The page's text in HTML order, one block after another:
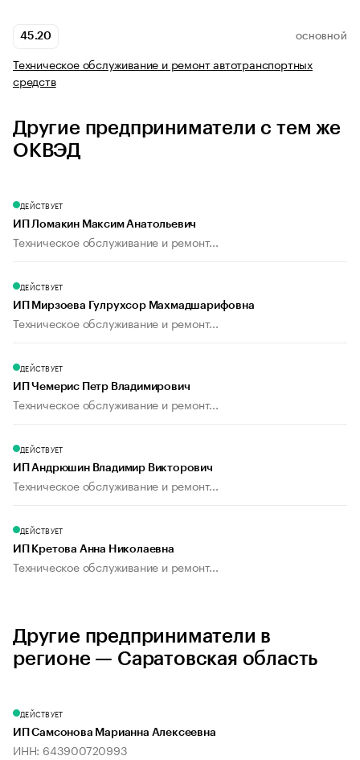
45.20 ОСНОВНОЙ
Техническое обслуживание и ремонт автотранспортных
средств
Другие предприниматели с тем же
ОКВЭД
ДЕЙСТВУЕТ
ИП Ломакин Максим Анатольевич
Техническое обслуживание и ремонт...
ДЕЙСТВУЕТ
ИП Мирзоева Гулрухсор Махмадшарифовна
Техническое обслуживание и ремонт...
ДЕЙСТВУЕТ
ИП Чемерис Петр Владимирович
Техническое обслуживание и ремонт...
ДЕЙСТВУЕТ
ИП Андрюшин Владимир Викторович
Техническое обслуживание и ремонт...
ДЕЙСТВУЕТ
ИП Кретова Анна Николаевна
Техническое обслуживание и ремонт...
Другие предприниматели в
регионе — Саратовская область
ДЕЙСТВУЕТ
ИП Самсонова Марианна Алексеевна
ИНН: 643900720993